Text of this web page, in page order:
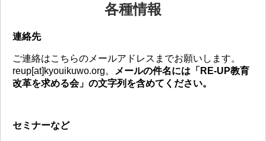
各種情報
連絡先
ご連絡はこちらのメールアドレスまでお願いします。
reup[at]kyouikuwo.org。
メールの件名には「RE-UP教育
改革を求める会」の文字列を含めてください。
セミナーなど